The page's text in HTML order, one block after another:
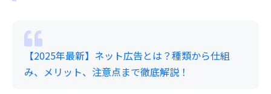
【2025年最新】ネット広告とは？種類から仕組
み、メリット、注意点まで徹底解説！